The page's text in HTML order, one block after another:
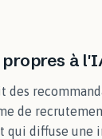
propres à
des
de
qui diffuse une